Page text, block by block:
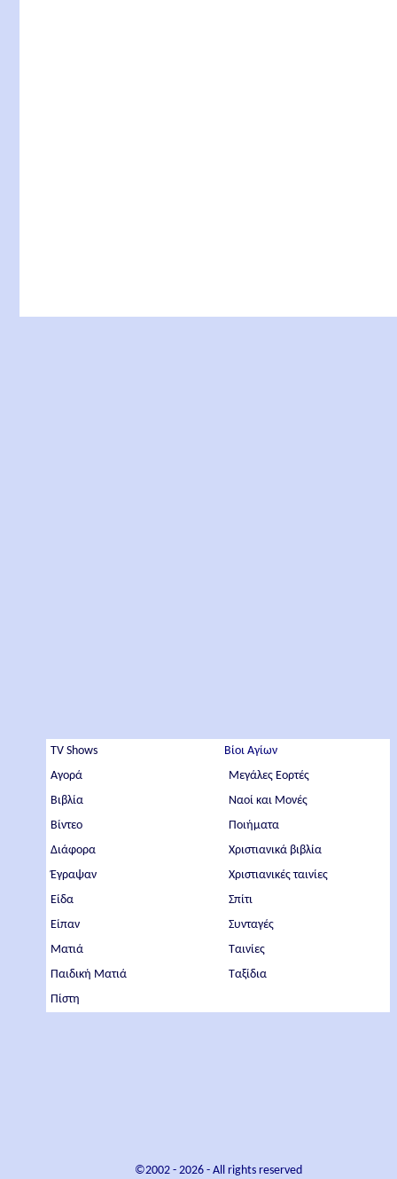
TV Shows
Αγορά
Βιβλία
Βίντεο
Διάφορα
Έγραψαν
Είδα
Είπαν
Ματιά
Παιδική Ματιά
Πίστη
Βίοι Αγίων
Μεγάλες Εορτές
Ναοί και Μονές
Ποιήματα
Χριστιανικά βιβλία
Χριστιανικές ταινίες
Σπίτι
Συνταγές
Ταινίες
Ταξίδια
©2002 - 2026- All rights reserved